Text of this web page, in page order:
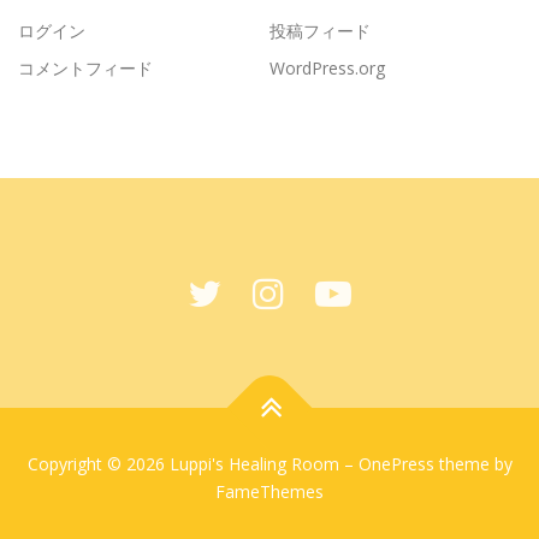
ログイン
投稿フィード
コメントフィード
WordPress.org
Copyright © 2026 Luppi's Healing Room – OnePress theme by
FameThemes